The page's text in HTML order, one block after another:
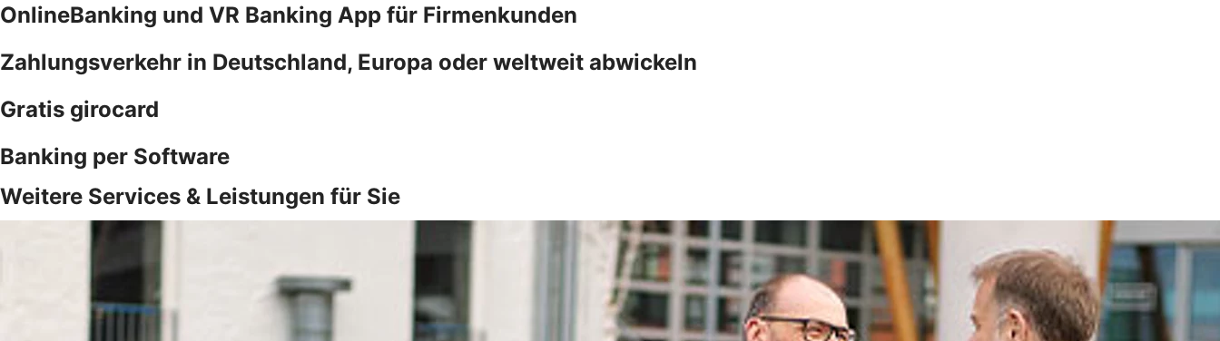
OnlineBanking und VR Banking App für Firmenkunden
Zahlungsverkehr in Deutschland, Europa oder weltweit abwickeln
Gratis girocard
Banking per Software
Weitere Services & Leistungen für Sie